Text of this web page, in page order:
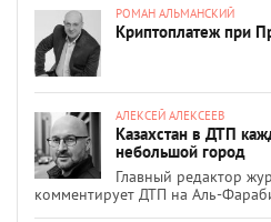
РОМАН АЛЬМАНСКИЙ
Криптоплатеж при
АЛЕКСЕЙ АЛЕКСЕЕВ
Казахстан в ДТП
небольшой город
Главный редактор
комментирует ДТП на Аль-